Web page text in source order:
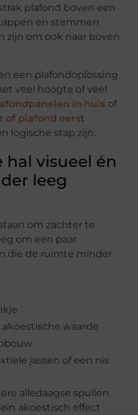
plafond boven een
en stemmen
zijn om ook naar boven
een plafondoplossing
veel hoogte of veel
in huis of
of plafond eerst
logische stap zijn.
hal visueel én
leeg
om zachter te
om een paar
die de ruimte minder
waarde
jassen of een nis
alledaagse spullen
akoestisch effect